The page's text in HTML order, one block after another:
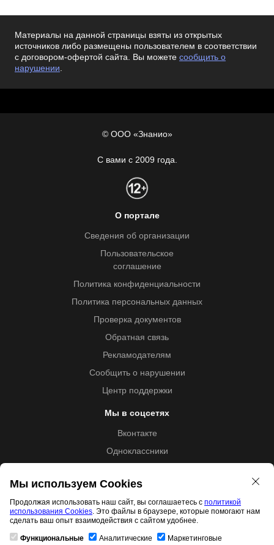
Материалы на данной страницы взяты из открытых
источников либо размещены пользователем в соответствии
с договором-офертой сайта. Вы можете сообщить о
нарушении.
© ООО «Знанио»
С вами с 2009 года.
О портале
Сведения об организации
Пользовательское
соглашение
Политика конфиденциальности
Политика персональных данных
Проверка документов
Обратная связь
Рекламодателям
Сообщить о нарушении
Центр поддержки
Мы в соцсетях
Вконтакте
Одноклассники
Образовательная лицензия №5257 от 09.09.2020 (Л035-
01253-67/00192487)
Мы используем Cookies
Продолжая использовать наш сайт, вы соглашаетесь с политикой
использования Cookies. Это файлы в браузере, которые помогают нам
сделать ваш опыт взаимодействия с сайтом удобнее.
Функциональные Аналитические Маркетинговые